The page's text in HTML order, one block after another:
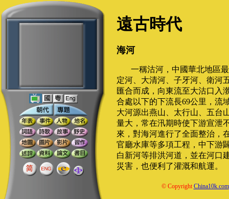
遠古時代
海河
一稱沽河，中國華北地區
定河、大清河、子牙河、衛河
匯合而成，向東流至大沽口入
合處以下的下流長69公里，流
大河源出燕山、太行山、五台
量大，常在汛期時使下游宣泄
來，對海河進行了全面整治，
官廳水庫等多項工程，中下游
白新河等排洪河道，並在河口
災害，也便利了灌溉和航運。
© CopyrightChina10k.com